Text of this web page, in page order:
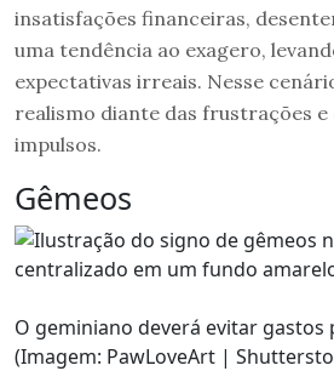
insatisfações financeiras,
uma tendência ao exagero,
expectativas irreais. Nesse
realismo diante das frustrações
impulsos.
Gêmeos
O geminiano deverá evitar gastos
(Imagem: PawLoveArt |